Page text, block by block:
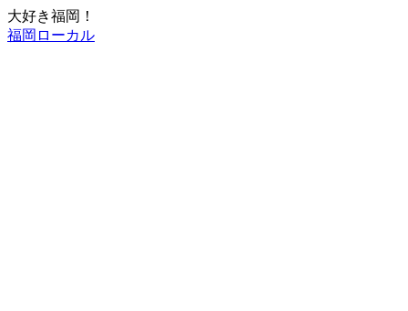
大好き福岡！
福岡ローカル